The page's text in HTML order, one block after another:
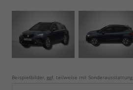
Beispielbilder, ggf. teilweise mit Sonderausstattung